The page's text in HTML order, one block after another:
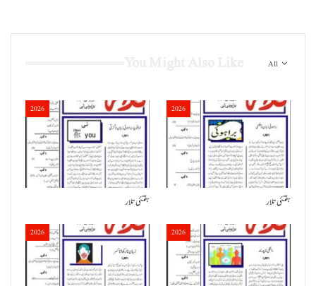
All
2026
ہفتئی تلار
2026
ہفتئی تلار
2026 2026